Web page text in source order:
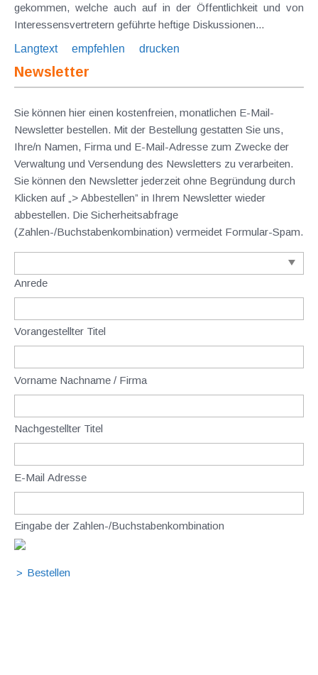
gekommen, welche auch auf in der Öffentlichkeit und von
Interessensvertretern geführte heftige Diskussionen...
Langtext
empfehlen drucken
Newsletter
Sie können hier einen kostenfreien, monatlichen E-Mail-
Newsletter bestellen. Mit der Bestellung gestatten Sie uns,
Ihre/n Namen, Firma und E-Mail-Adresse zum Zwecke der
Verwaltung und Versendung des Newsletters zu verarbeiten.
Sie können den Newsletter jederzeit ohne Begründung durch
Klicken auf „> Abbestellen” in Ihrem Newsletter wieder
abbestellen. Die Sicherheitsabfrage
(Zahlen-/Buchstabenkombination) vermeidet Formular-Spam.
Anrede
Vorangestellter Titel
Vorname Nachname / Firma
Nachgestellter Titel
E-Mail Adresse
Eingabe der Zahlen-/Buchstabenkombination